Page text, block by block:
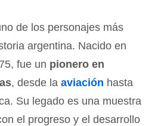
de los personajes más
argentina. Nacido en
fue un pionero en
, desde la aviación hasta
Su legado es una muestra
el progreso y el desarrollo